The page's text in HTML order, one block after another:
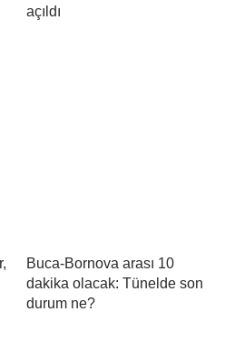
açıldı
Buca-Bornova arası 10
dakika olacak: Tünelde son
durum ne?